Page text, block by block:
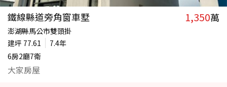
鐵線縣道旁角窗車墅 1,350萬
澎湖縣馬公市雙頭掛
建坪 77.61
7.4年
6房2廳7衛
大家房屋